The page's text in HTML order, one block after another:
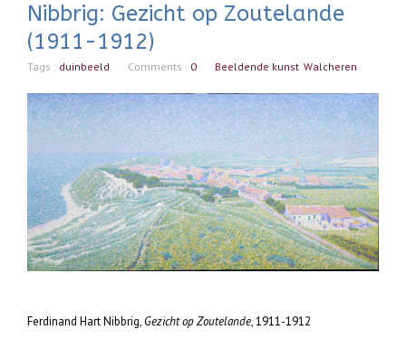
Nibbrig: Gezicht op Zoutelande
(1911-1912)
Beeldende kunst Walcheren
Tags : duinbeeld Comments : 0
Ferdinand Hart Nibbrig, Gezicht op Zoutelande, 1911-1912